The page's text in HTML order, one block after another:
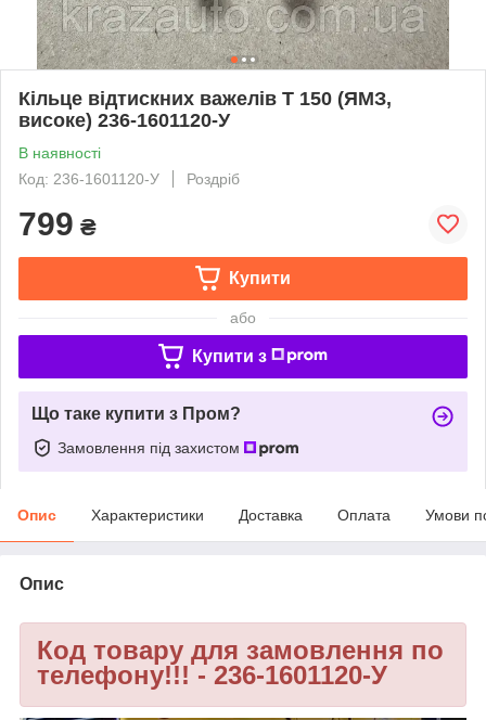
Кільце відтискних важелів Т 150 (ЯМЗ,
високе) 236-1601120-У
В наявності
Код: 236-1601120-У
Роздріб
799 ₴
Купити
або
Купити з
Що таке купити з Пром?
Замовлення під захистом
Опис Характеристики Доставка Оплата Умови
Опис
Код товару для замовлення по
телефону!!! - 236-1601120-У